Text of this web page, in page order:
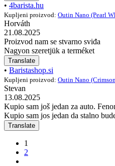
• 4barista.hu
Kupljeni proizvod: Outin Nano (Pearl
Horváth
21.08.2025
Proizvod nam se stvarno sviđa
Nagyon szeretjük a terméket
Translate
• Baristashop.si
Kupljeni proizvod: Outin Nano
Stevan
13.08.2025
Kupio sam još jedan za auto.
Kupio sam jos jedan da stalno
Translate
1
2